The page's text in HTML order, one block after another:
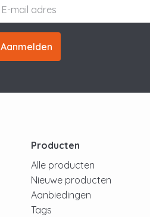
Aanmelden
Producten
Alle producten
Nieuwe producten
Aanbiedingen
Tags